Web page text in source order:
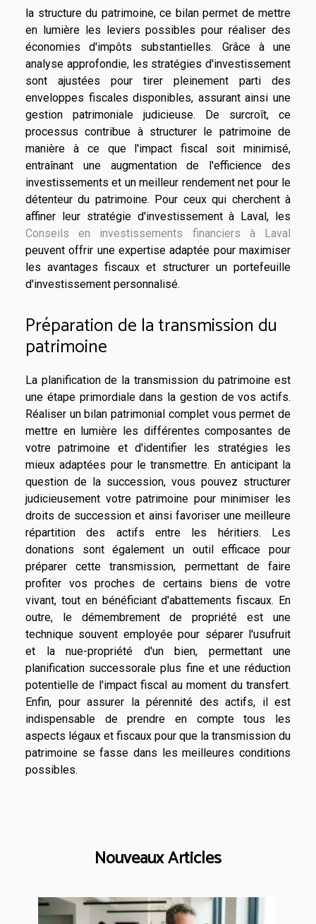
la structure du patrimoine, ce bilan permet de mettre
en lumière les leviers possibles pour réaliser des
économies d'impôts substantielles. Grâce à une
analyse approfondie, les stratégies d'investissement
sont ajustées pour tirer pleinement parti des
enveloppes fiscales disponibles, assurant ainsi une
gestion patrimoniale judicieuse. De surcroît, ce
processus contribue à structurer le patrimoine de
manière à ce que l'impact fiscal soit minimisé,
entraînant une augmentation de l'efficience des
investissements et un meilleur rendement net pour le
détenteur du patrimoine. Pour ceux qui cherchent à
affiner leur stratégie d'investissement à Laval, les
Conseils en investissements financiers à Laval
peuvent offrir une expertise adaptée pour maximiser
les avantages fiscaux et structurer un portefeuille
d'investissement personnalisé.
Préparation de la transmission du
patrimoine
La planification de la transmission du patrimoine est
une étape primordiale dans la gestion de vos actifs.
Réaliser un bilan patrimonial complet vous permet de
mettre en lumière les différentes composantes de
votre patrimoine et d'identifier les stratégies les
mieux adaptées pour le transmettre. En anticipant la
question de la succession, vous pouvez structurer
judicieusement votre patrimoine pour minimiser les
droits de succession et ainsi favoriser une meilleure
répartition des actifs entre les héritiers. Les
donations sont également un outil efficace pour
préparer cette transmission, permettant de faire
profiter vos proches de certains biens de votre
vivant, tout en bénéficiant d'abattements fiscaux. En
outre, le démembrement de propriété est une
technique souvent employée pour séparer l'usufruit
et la nue-propriété d'un bien, permettant une
planification successorale plus fine et une réduction
potentielle de l'impact fiscal au moment du transfert.
Enfin, pour assurer la pérennité des actifs, il est
indispensable de prendre en compte tous les
aspects légaux et fiscaux pour que la transmission du
patrimoine se fasse dans les meilleures conditions
possibles.
Nouveaux Articles